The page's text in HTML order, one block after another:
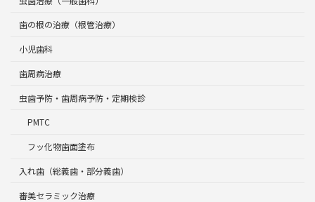
歯の根の治療（根管治療）
小児歯科
歯周病治療
虫歯予防・歯周病予防・定期検診
PMTC
フッ化物歯面塗布
入れ歯（総義歯・部分義歯）
審美セラミック治療